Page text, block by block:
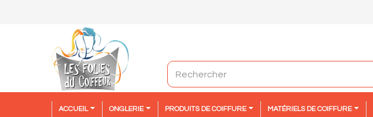
ACCUEIL ONGLERIE PRODUITS DE COIFFURE MATÉRIELS DE COIFFURE